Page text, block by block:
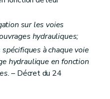
sur les voies
hydrauliques;
à chaque voie
hydraulique en fonction
– Décret du 24